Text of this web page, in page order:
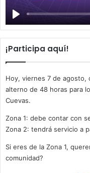
¡Participa aquí!
Hoy, viernes 7 de agosto,
alterno de 48 horas para
Cuevas.
Zona 1: debe contar con
Zona 2: tendrá servicio a
Si eres de la Zona 1,
comunidad?